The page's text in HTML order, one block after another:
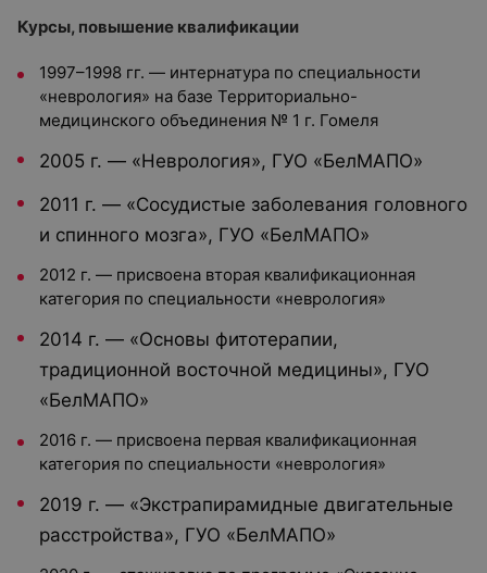
Курсы, повышение квалификации
1997–1998 гг. — интернатура по специальности
«неврология» на базе Территориально-
медицинского объединения № 1 г. Гомеля
2005 г. — «Неврология», ГУО «БелМАПО»
2011 г. — «Сосудистые заболевания головного
и спинного мозга», ГУО «БелМАПО»
2012 г. — присвоена вторая квалификационная
категория по специальности «неврология»
2014 г. — «Основы фитотерапии,
традиционной восточной медицины», ГУО
«БелМАПО»
2016 г. — присвоена первая квалификационная
категория по специальности «неврология»
2019 г. — «Экстрапирамидные двигательные
расстройства», ГУО «БелМАПО»